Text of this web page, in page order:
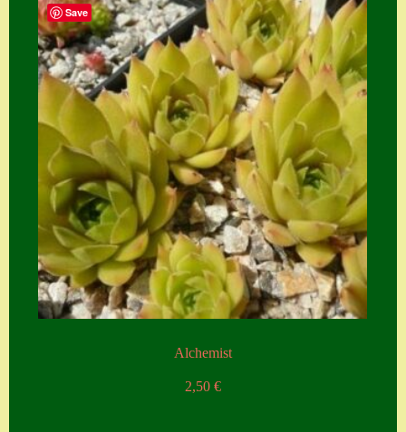
Save
Alchemist
2,50 €